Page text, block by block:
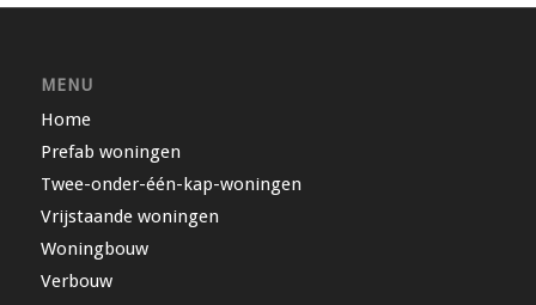
MENU
Home
Prefab woningen
Twee-onder-één-kap-woningen
Vrijstaande woningen
Woningbouw
Verbouw